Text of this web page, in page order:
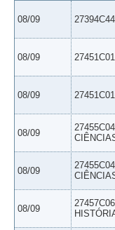
08/09
08/09
08/09
08/09
08/09
08/09